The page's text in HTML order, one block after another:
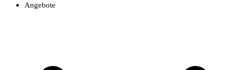
Angebote